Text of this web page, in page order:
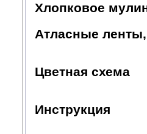
Хлопковое
Атласные
Цветная cхема
Инструкция